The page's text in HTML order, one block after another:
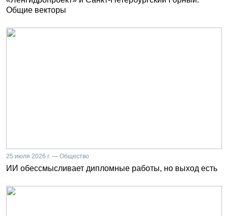
Общие векторы
25 июля 2026 г. — Общество
ИИ обессмысливает дипломные работы, но выход есть